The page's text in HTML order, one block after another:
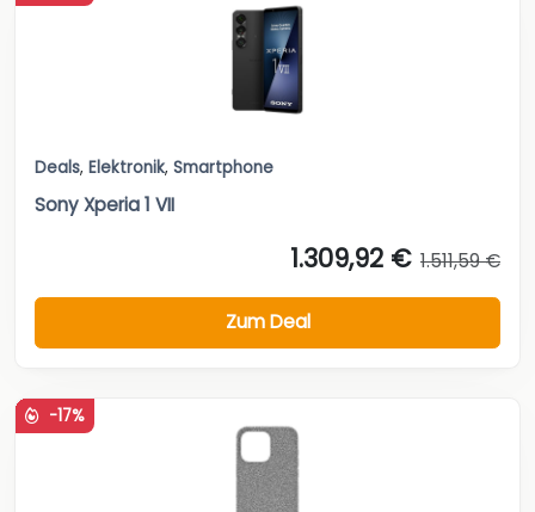
Deals, Elektronik, Smartphone
Sony Xperia 1 VII
1.309,92 € 1.511,59 €
Zum Deal
-17%